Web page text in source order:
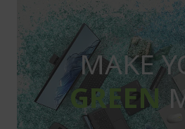
MAKE
GREEN